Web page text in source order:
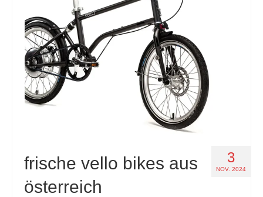
3
NOV. 2024
frische vello bikes aus
österreich